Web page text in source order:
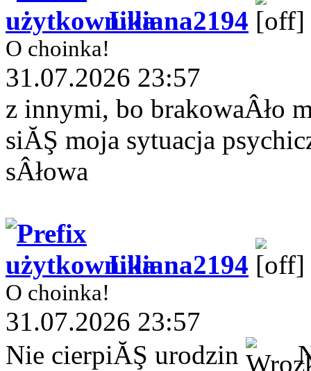
Liliana2194
O choinka!
31.07.2026 23:57
z innymi, bo brakowaÂło
siĂŞ moja sytuacja
sÂłowa
Liliana2194
O choinka!
31.07.2026 23:57
Nie cierpiĂŞ urodzin